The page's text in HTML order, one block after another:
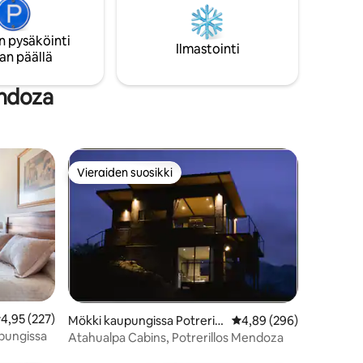
metrin
ainutlaatuinen luonnonympäristö, jossa
voit levätä luonnon ympäröimänä.
pysäköinti
päällä
Ilmastointi
arvio 4,95/5, 227 arvostelua
4,95 (227)
Vieraiden suosikki
Vieraiden suosikki
Mökki kaupungissa Potrerill
os
Keskimääräinen arvio
4,89 (296)
Atahualpa Cabins, Potrerillos Mendoza